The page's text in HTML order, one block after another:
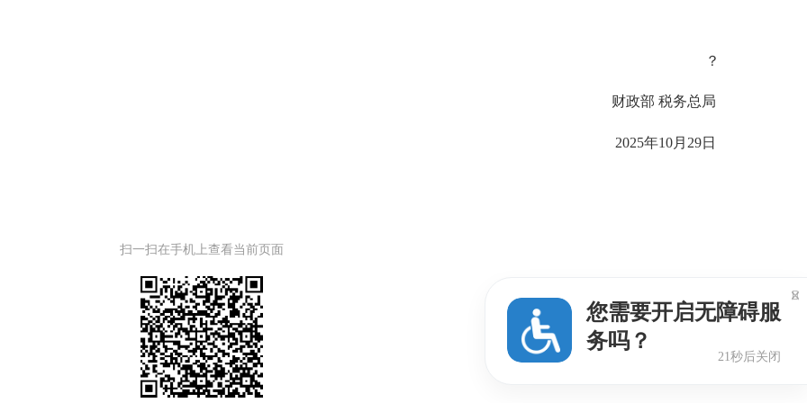
？
财政部 税务总局
2025年10月29日
扫一扫在手机上查看当前页面
您需要开启无障碍服
务吗？
20秒后关闭
